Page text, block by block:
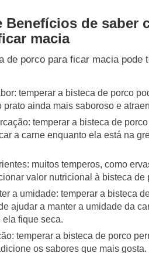
Benefícios de saber
macia
de porco para ficar macia
temperar a bisteca de porco
prato ainda mais saboroso e
temperar a bisteca de
a carne enquanto ela está na
muitos temperos, como
valor nutricional à bisteca de
a umidade: temperar a bisteca
ajudar a manter a umidade da
fique seca.
temperar a bisteca de porco
os sabores que mais